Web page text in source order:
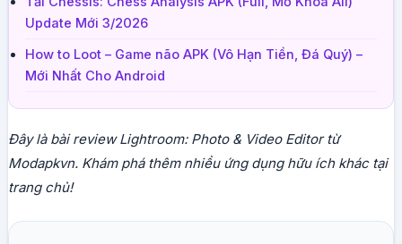
Update Mới 3/2026
How to Loot – Game não APK (Vô Hạn Tiền, Đá Quý) –
Mới Nhất Cho Android
Đây là bài review Lightroom: Photo & Video Editor từ
Modapkvn. Khám phá thêm nhiều ứng dụng hữu ích khác tại
trang chủ!